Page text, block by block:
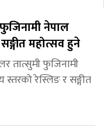
फुजिनामी नेपाल
महोत्सव हुने
तात्सुमी फुजिनामी
स्तरको रेस्लिङ र सङ्गीत